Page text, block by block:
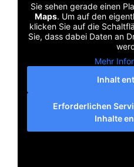
Sie sehen gerade einen
Maps. Um auf den
klicken Sie auf die
Sie, dass dabei Daten an
Mehr
Inhalt
Erforderlichen
Inhalte